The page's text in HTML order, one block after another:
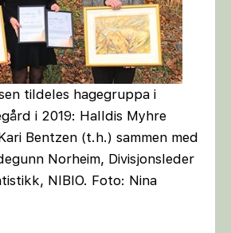
tildeles hagegruppa i
i 2019: Halldis Myhre
Bentzen (t.h.) sammen med
Norheim, Divisjonsleder
NIBIO. Foto: Nina